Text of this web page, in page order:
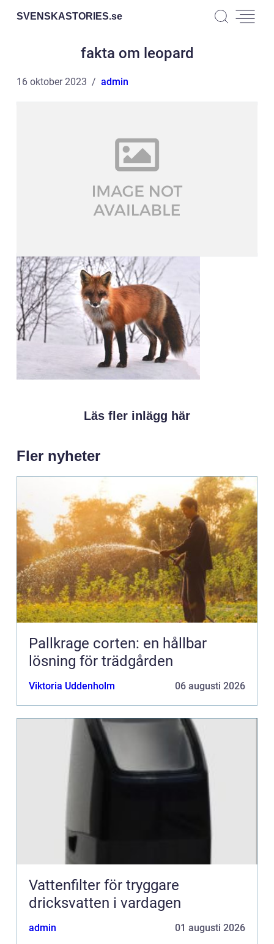
SVENSKASTORIES.se
fakta om leopard
16 oktober 2023 admin
Läs fler inlägg här
Fler nyheter
Pallkrage corten: en hållbar
lösning för trädgården
Viktoria Uddenholm 06 augusti 2026
Vattenfilter för tryggare
dricksvatten i vardagen
admin 01 augusti 2026